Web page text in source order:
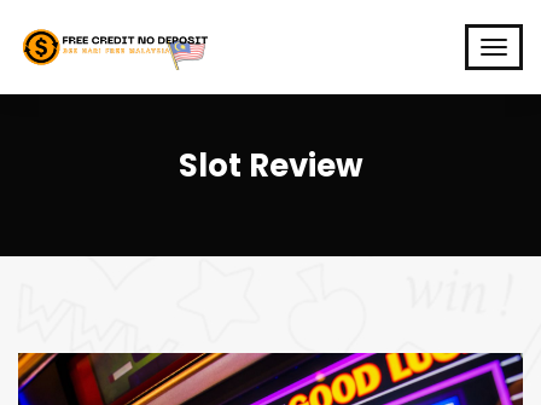
Slot Review